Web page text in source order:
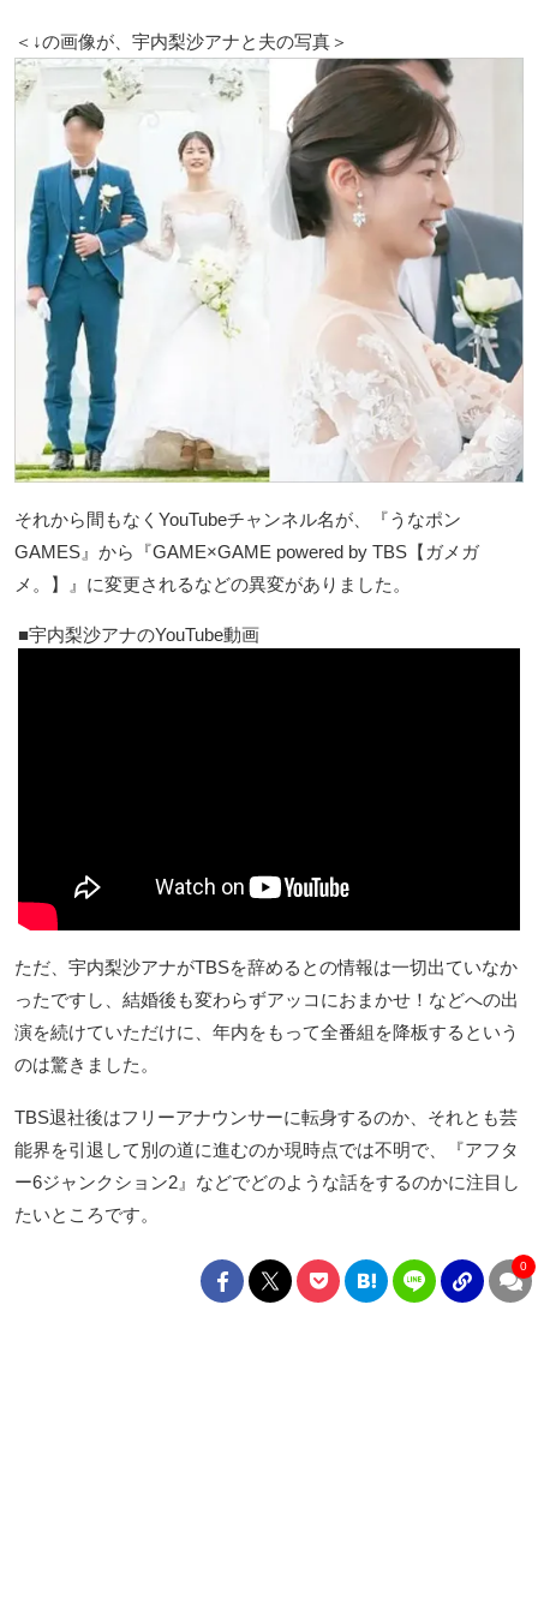
＜↓の画像が、宇内梨沙アナと夫の写真＞
それから間もなくYouTubeチャンネル名が、『うなポン
GAMES』から『GAME×GAME powered by TBS【ガメガ
メ。】』に変更されるなどの異変がありました。
宇内梨沙アナのYouTube動画
ただ、宇内梨沙アナがTBSを辞めるとの情報は一切出ていなか
ったですし、結婚後も変わらずアッコにおまかせ！などへの出
演を続けていただけに、年内をもって全番組を降板するという
のは驚きました。
TBS退社後はフリーアナウンサーに転身するのか、それとも芸
能界を引退して別の道に進むのか現時点では不明で、『アフタ
ー6ジャンクション2』などでどのような話をするのかに注目し
たいところです。
0